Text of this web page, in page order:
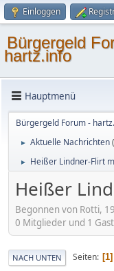
Einloggen
Bürgergeld
hartz.info
Hauptmenü
Bürgergeld Forum -
► Aktuelle Nachrichten
► Heißer Lindner-Flirt
Heißer
Begonnen von Rotti,
0 Mitglieder und 1
NACH UNTEN Seiten 1